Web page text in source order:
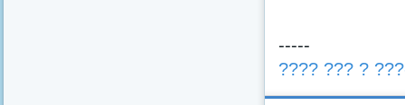
-----
???? ??? ?